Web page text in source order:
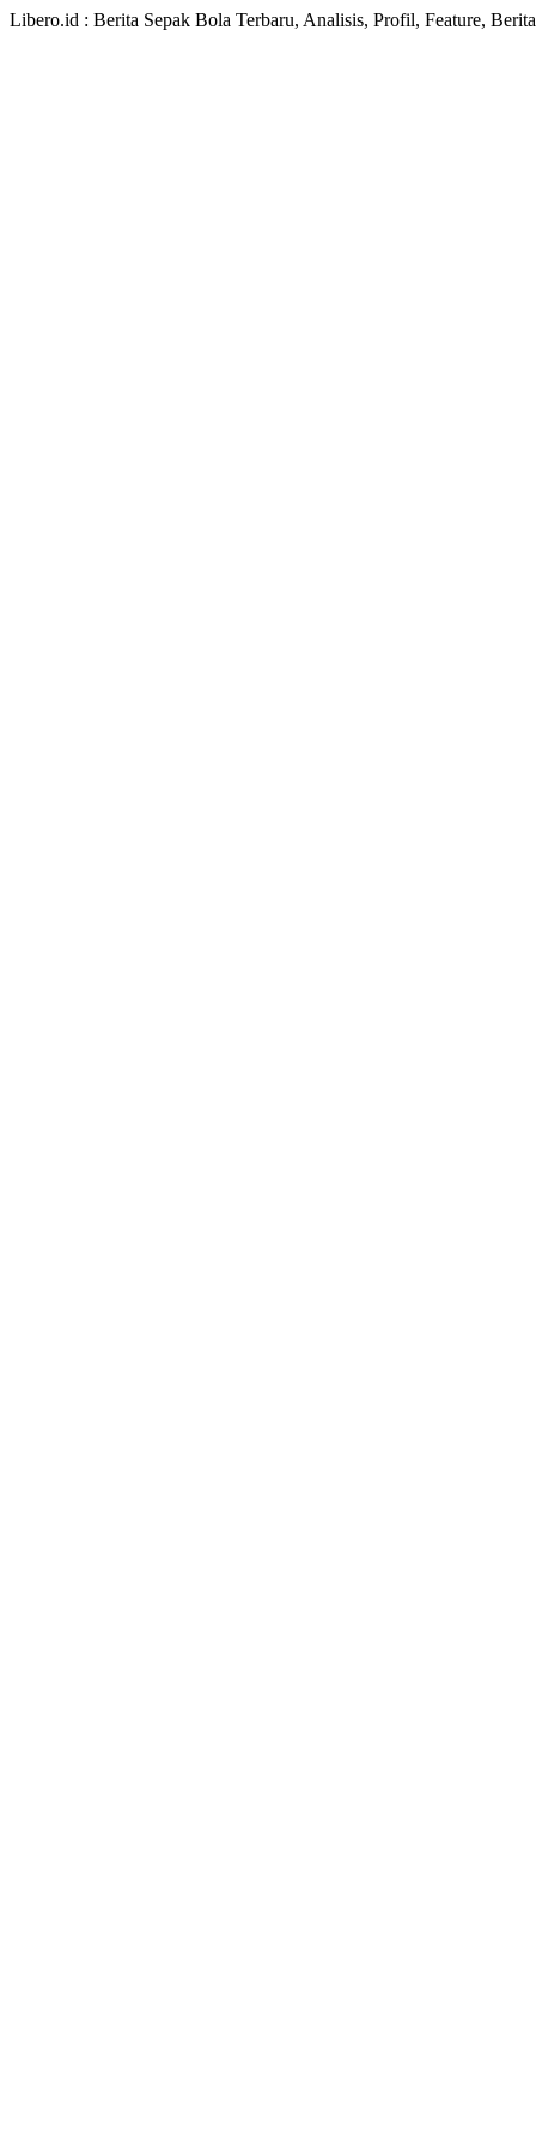
Libero.id : Berita Sepak Bola Terbaru, Analisis, Profil, Feature,